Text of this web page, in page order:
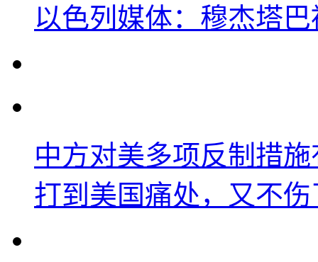
以色列媒体：穆杰塔
中方对美多项反制措
打到美国痛处，又不